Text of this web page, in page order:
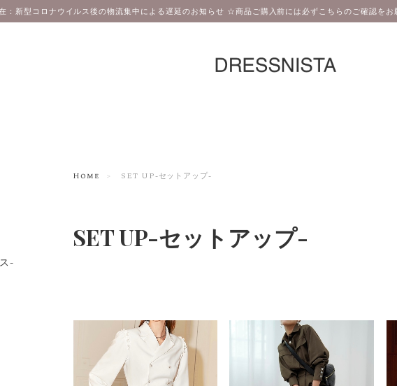
：新型コロナウイルス後の物流集中による遅延のお知らせ ☆商品ご購入前には必ずこちらのご確認を
Home SET UP-セットアップ-
SET UP-セットアップ-
-